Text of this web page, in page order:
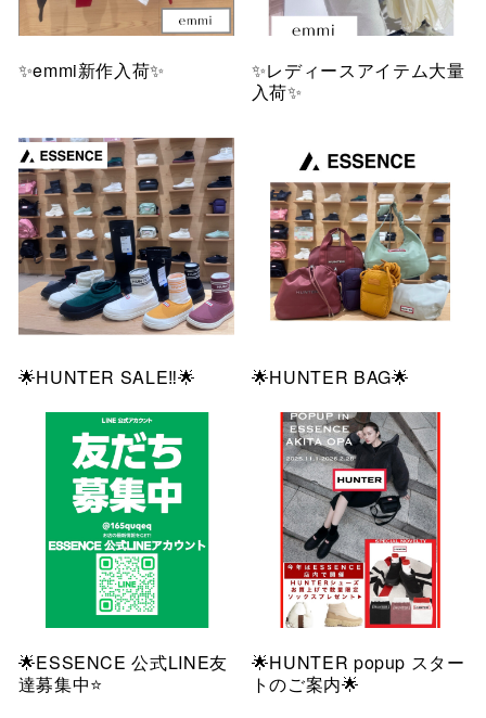
✨emmi新作入荷✨
✨レディースアイテム大量
入荷✨
🌟HUNTER SALE‼️🌟 🌟HUNTER BAG🌟
🌟ESSENCE 公式LINE友
達募集中⭐️
🌟HUNTER popup スター
トのご案内🌟